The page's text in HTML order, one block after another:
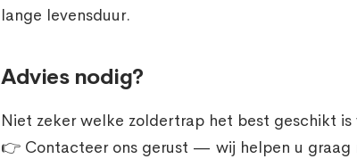
lange levensduur.
Advies nodig?
Niet zeker welke zoldertrap het best geschikt is
👉 Contacteer ons gerust — wij helpen u graag